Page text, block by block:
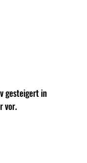
gesteigert in
vor.